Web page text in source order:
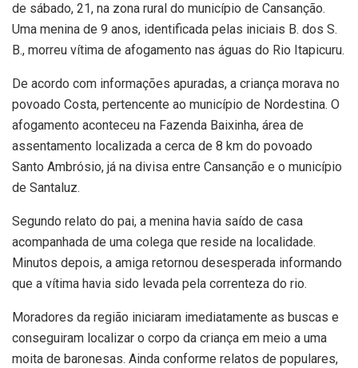
de sábado, 21, na zona rural do município de Cansanção.
Uma menina de 9 anos, identificada pelas iniciais B. dos S.
B., morreu vítima de afogamento nas águas do Rio Itapicuru.
De acordo com informações apuradas, a criança morava no
povoado Costa, pertencente ao município de Nordestina. O
afogamento aconteceu na Fazenda Baixinha, área de
assentamento localizada a cerca de 8 km do povoado
Santo Ambrósio, já na divisa entre Cansanção e o município
de Santaluz.
Segundo relato do pai, a menina havia saído de casa
acompanhada de uma colega que reside na localidade.
Minutos depois, a amiga retornou desesperada informando
que a vítima havia sido levada pela correnteza do rio.
Moradores da região iniciaram imediatamente as buscas e
conseguiram localizar o corpo da criança em meio a uma
moita de baronesas. Ainda conforme relatos de populares,